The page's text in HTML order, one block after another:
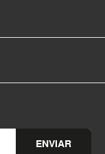
ENVIAR